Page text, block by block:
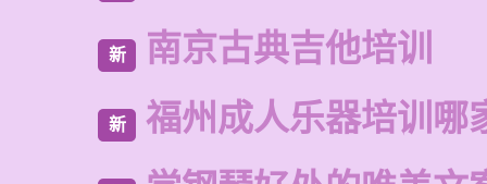
新 南京古典吉他培训
新 福州成人乐器培训哪